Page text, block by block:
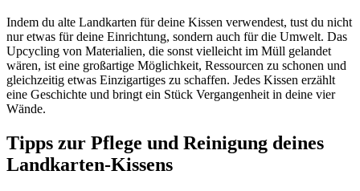
Indem du alte Landkarten für deine Kissen verwendest, tust du nicht
nur etwas für deine Einrichtung, sondern auch für die Umwelt. Das
Upcycling von Materialien, die sonst vielleicht im Müll gelandet
wären, ist eine großartige Möglichkeit, Ressourcen zu schonen und
gleichzeitig etwas Einzigartiges zu schaffen. Jedes Kissen erzählt
eine Geschichte und bringt ein Stück Vergangenheit in deine vier
Wände.
Tipps zur Pflege und Reinigung deines
Landkarten-Kissens